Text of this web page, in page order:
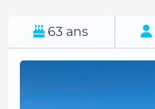
63 ans